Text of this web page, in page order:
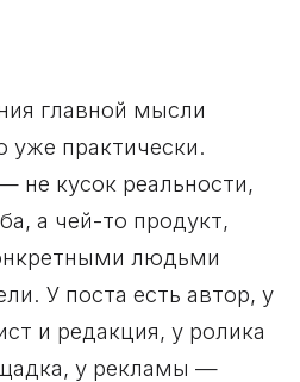
главной мысли
уже практически.
кусок реальности,
а чей-то продукт,
людьми
У поста есть автор, у
и редакция, у ролика
у рекламы —